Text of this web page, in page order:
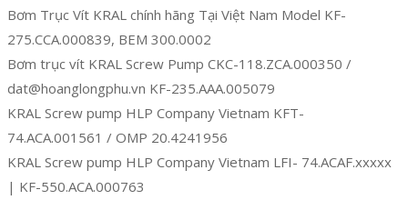
Bơm Trục Vít KRAL chính hãng Tại Việt Nam Model KF-
275.CCA.000839, BEM 300.0002
Bơm trục vít KRAL Screw Pump CKC-118.ZCA.000350 /
dat@hoanglongphu.vn KF-235.AAA.005079
KRAL Screw pump HLP Company Vietnam KFT-
74.ACA.001561 / OMP 20.4241956
KRAL Screw pump HLP Company Vietnam LFI- 74.ACAF.xxxxx
| KF-550.ACA.000763